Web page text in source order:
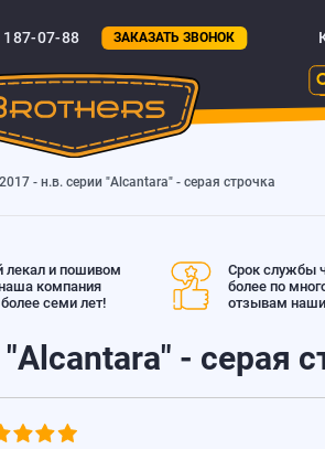
187-07-88 ЗАКАЗАТЬ ЗВОНОК
- н.в. серии "Alcantara" - серая строчка
лекал и пошивом
компания
семи лет!
Срок службы
более по
отзывам
- серая